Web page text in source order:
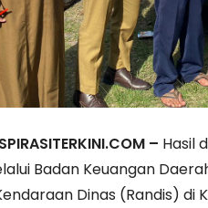
– Hasil
Badan Keuangan
Dinas (Randis) di